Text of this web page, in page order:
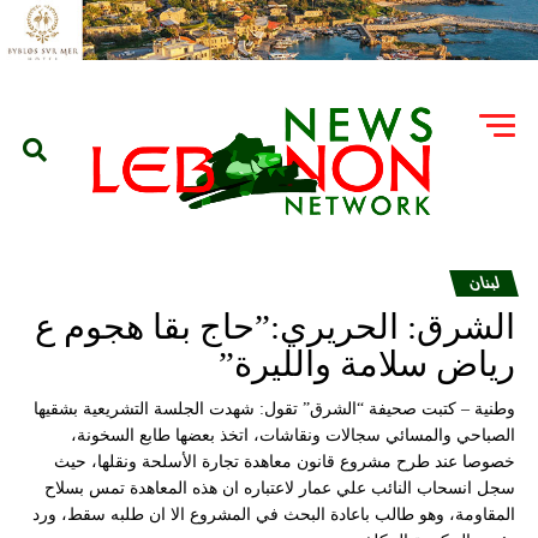
لبنان
الشرق: الحريري:”حاج بقا هجوم ع
رياض سلامة والليرة”
وطنية – كتبت صحيفة “الشرق” تقول: شهدت الجلسة التشريعية بشقيها
الصباحي والمسائي سجالات ونقاشات، اتخذ بعضها طابع السخونة،
خصوصا عند طرح مشروع قانون معاهدة تجارة الأسلحة ونقلها، حيث
سجل انسحاب النائب علي عمار لاعتباره ان هذه المعاهدة تمس بسلاح
المقاومة، وهو طالب باعادة البحث في المشروع الا ان طلبه سقط، ورد